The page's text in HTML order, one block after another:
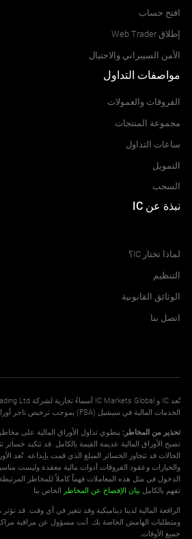
افتح حساب
إطلاق Web Trader
الأمن السيبراني والاحتيال
مواصفات التداول
الفروقات والعمولات
مجموعة المنتجات
ساعات التداول
التمويل
السحب
نبذة عن IC
لماذا تختار IC؟
التنظيم
الوثائق القانونية
اتصل بنا
الخدمات المالية في سيشيل (FSA) بموجب ترخيص تاجر أوراق مالية رقم SD018.
تحذير من المخاطر: ينطوي تداول الأوراق المالية على
تصبح الأوراق المالية عديمة القيمة بالكامل. قد تتكبد
الحالات قد تتجاوز الخسائر المبلغ الذي قمت بإيداعه. تُعد
والخيارات وعقود الفروقات أدوات مالية معقدة وليست
الدخول في مثل هذه المعاملات فهماً كاملاً للمخاطر
تفهم بالكامل بيان الإفصاح عن المخاطر الخاص بنا.
الرافعة المالية لدينا ديناميكية وقد تتغير في أي وقت. قد
ومتطلبات الهامش الخاصة بك. أنت مسؤول عن مراقبة
جميع الأوقات.